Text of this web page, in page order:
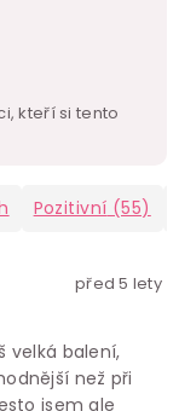
kteří si tento
Pozitivní (55)
před 5 lety
velká balení,
než při
jsem ale